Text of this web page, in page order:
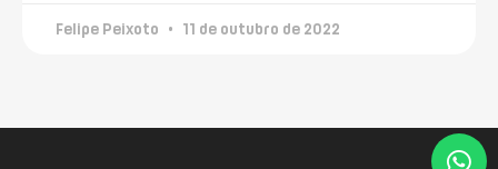
Felipe Peixoto 11 de outubro de 2022